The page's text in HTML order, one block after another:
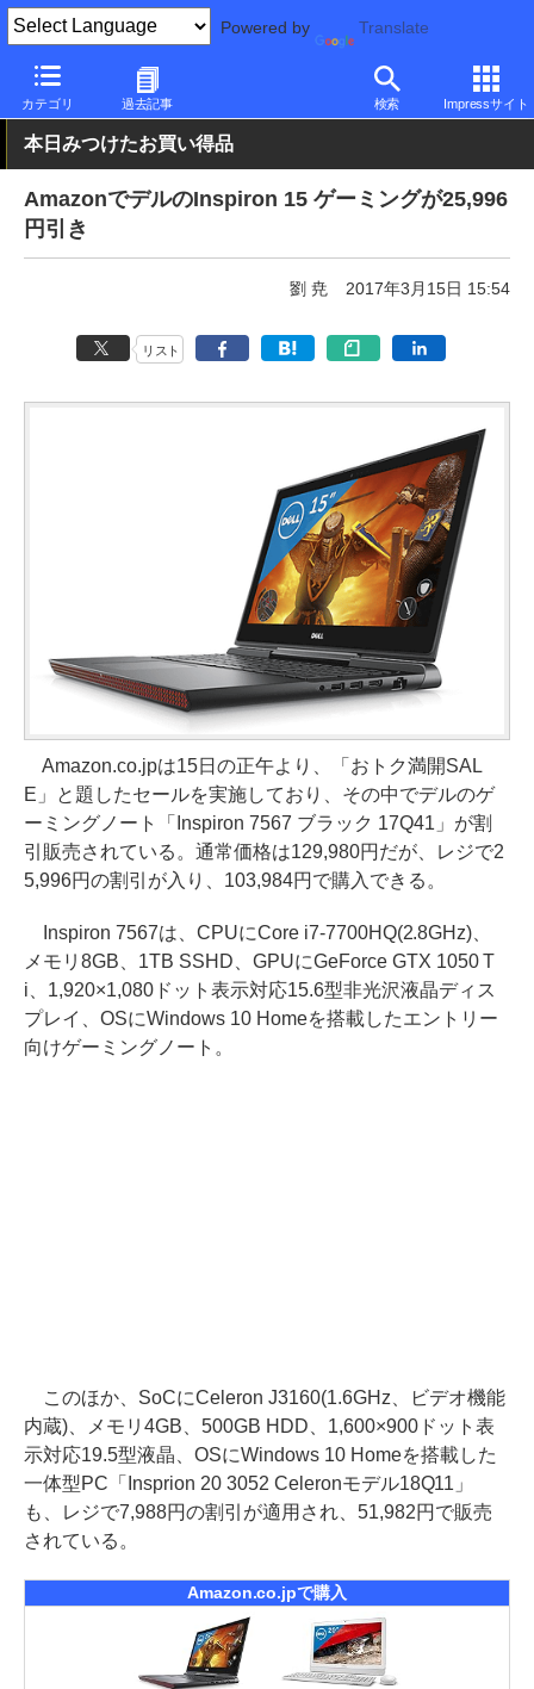
Powered by Translate
カテゴリ 過去記事 検索 Impressサイト
PC Watch パソコン/タブレット/スマートフォン ゲーミングノー
本日みつけたお買い得品
AmazonでデルのInspiron 15 ゲーミングが25,996
円引き
劉 尭 2017年3月15日 15:54
リスト
Amazon.co.jpは15日の正午より、「おトク満開SAL
E」と題したセールを実施しており、その中でデルのゲ
ーミングノート「Inspiron 7567 ブラック 17Q41」が割
引販売されている。通常価格は129,980円だが、レジで2
5,996円の割引が入り、103,984円で購入できる。
Inspiron 7567は、CPUにCore i7-7700HQ(2.8GHz)、
メモリ8GB、1TB SSHD、GPUにGeForce GTX 1050 T
i、1,920×1,080ドット表示対応15.6型非光沢液晶ディス
プレイ、OSにWindows 10 Homeを搭載したエントリー
向けゲーミングノート。
このほか、SoCにCeleron J3160(1.6GHz、ビデオ機能
内蔵)、メモリ4GB、500GB HDD、1,600×900ドット表
示対応19.5型液晶、OSにWindows 10 Homeを搭載した
一体型PC「Insprion 20 3052 Celeronモデル18Q11」
も、レジで7,988円の割引が適用され、51,982円で販売
されている。
Amazon.co.jpで購入